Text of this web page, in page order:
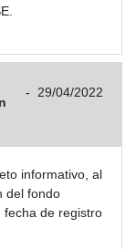
- 29/04/2022
informativo, al
del fondo
fecha de registro